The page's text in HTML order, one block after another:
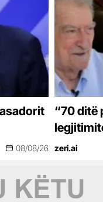
08/08/26
“70 ditë
zeri.ai